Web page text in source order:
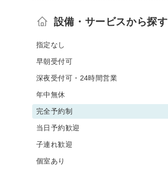
設備・サービスから探す
指定なし
早朝受付可
深夜受付可・24時間営業
年中無休
完全予約制
当日予約歓迎
子連れ歓迎
個室あり